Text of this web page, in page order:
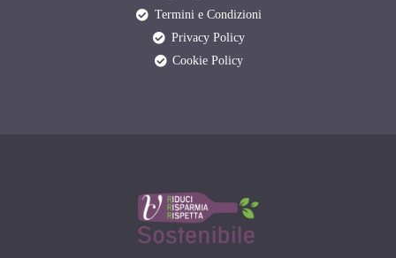
Termini e Condizioni
Privacy Policy
Cookie Policy